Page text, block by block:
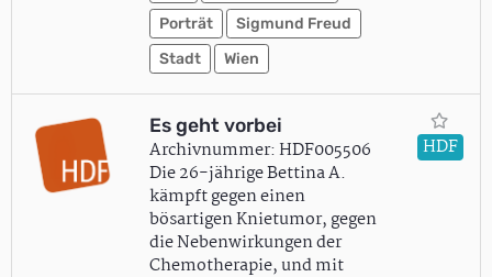
Porträt
Sigmund Freud
Stadt
Wien
Es geht vorbei
Archivnummer: HDF005506
Die 26-jährige Bettina A.
kämpft gegen einen
bösartigen Knietumor, gegen
die Nebenwirkungen der
Chemotherapie, und mit
HDF